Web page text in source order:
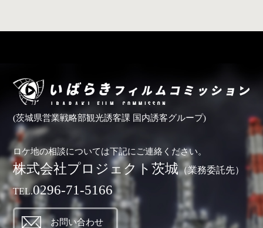
(茨城県営業戦略部観光誘客課 国内誘客グループ)
ロケ地の相談については下記にご連絡ください。
株式会社プロジェクト茨城（業務委託先）
TEL.0296-71-5166
お問い合わせ